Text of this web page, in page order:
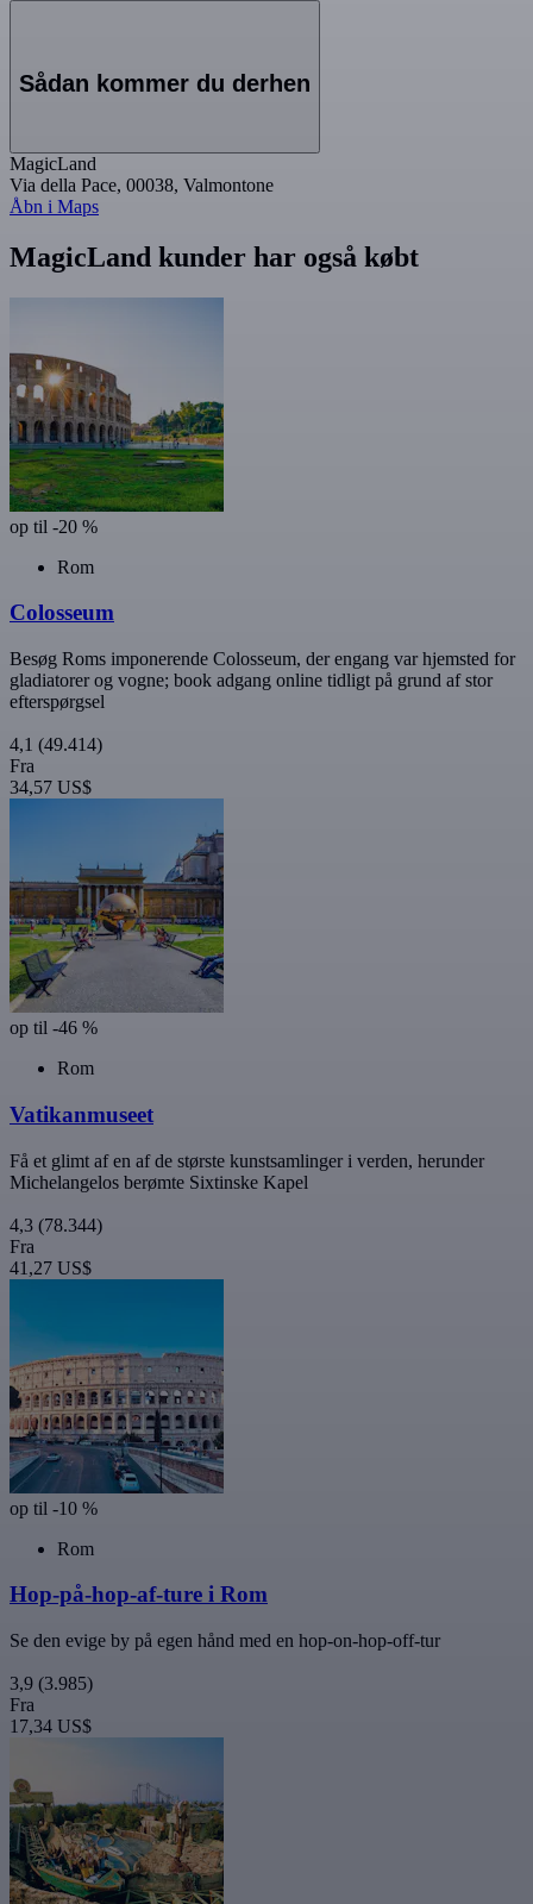
Sådan kommer du derhen
MagicLand
Via della Pace, 00038, Valmontone
Åbn i Maps
MagicLand kunder har også købt
op til -20 %
Rom
Colosseum
Besøg Roms imponerende Colosseum, der engang var hjemsted for
gladiatorer og vogne; book adgang online tidligt på grund af stor
efterspørgsel
4,1 (49.414)
Fra
34,57 US$
op til -46 %
Rom
Vatikanmuseet
Få et glimt af en af de største kunstsamlinger i verden, herunder
Michelangelos berømte Sixtinske Kapel
4,3 (78.344)
Fra
41,27 US$
op til -10 %
Rom
Hop-på-hop-af-ture i Rom
Se den evige by på egen hånd med en hop-on-hop-off-tur
3,9 (3.985)
Fra
17,34 US$